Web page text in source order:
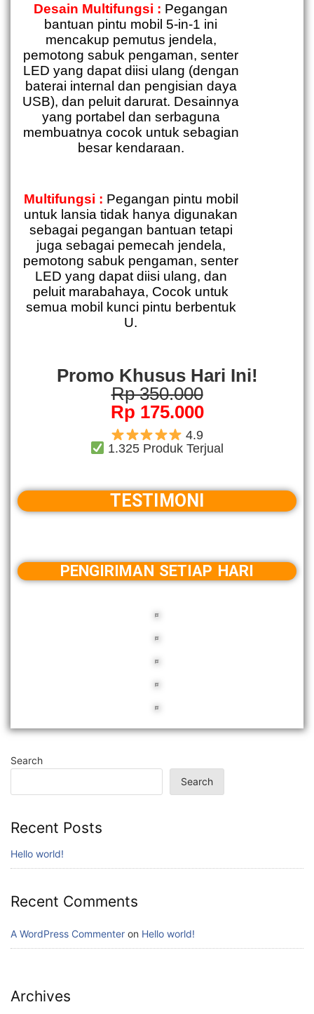
Desain Multifungsi : Pegangan
bantuan pintu mobil 5-in-1 ini
mencakup pemutus jendela,
pemotong sabuk pengaman, senter
LED yang dapat diisi ulang (dengan
baterai internal dan pengisian daya
USB), dan peluit darurat. Desainnya
yang portabel dan serbaguna
membuatnya cocok untuk sebagian
besar kendaraan.
Multifungsi : Pegangan pintu mobil
untuk lansia tidak hanya digunakan
sebagai pegangan bantuan tetapi
juga sebagai pemecah jendela,
pemotong sabuk pengaman, senter
LED yang dapat diisi ulang, dan
peluit marabahaya, Cocok untuk
semua mobil kunci pintu berbentuk
U.
Promo Khusus Hari Ini!
Rp 350.000
Rp 175.000
4.9
1.325 Produk Terjual
TESTIMONI
PENGIRIMAN SETIAP HARI
Search
Search
Recent Posts
Hello world!
Recent Comments
A WordPress Commenter on Hello world!
Archives